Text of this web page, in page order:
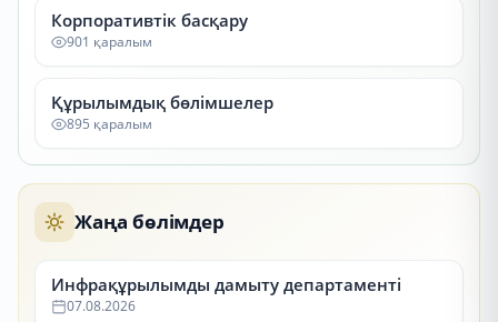
Корпоративтік басқару
901 қаралым
Құрылымдық бөлімшелер
895 қаралым
Жаңа бөлімдер
Инфрақұрылымды дамыту департаменті
07.08.2026